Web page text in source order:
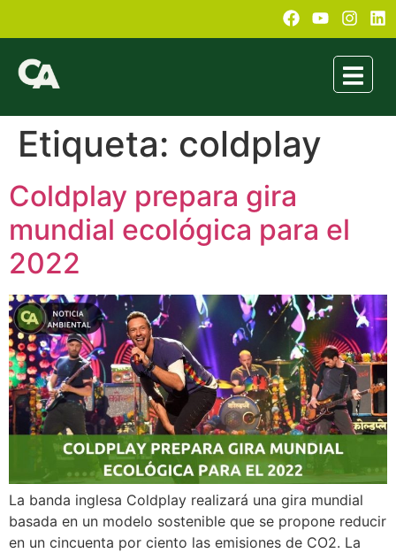
Etiqueta: coldplay
Coldplay prepara gira
mundial ecológica para el
2022
La banda inglesa Coldplay realizará una gira mundial
basada en un modelo sostenible que se propone reducir
en un cincuenta por ciento las emisiones de CO2. La